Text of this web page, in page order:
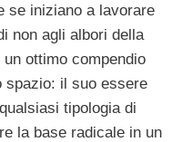
se iniziano a lavorare
non agli albori della
ottimo compendio
spazio: il suo essere
tipologia di
la base radicale in un